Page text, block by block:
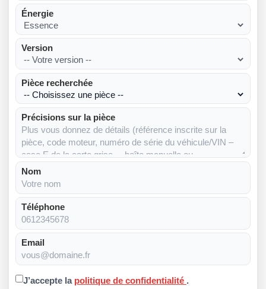
Énergie
Version
Pièce recherchée
Précisions sur la pièce
Nom
Téléphone
Email
J’accepte la politique de confidentialité .